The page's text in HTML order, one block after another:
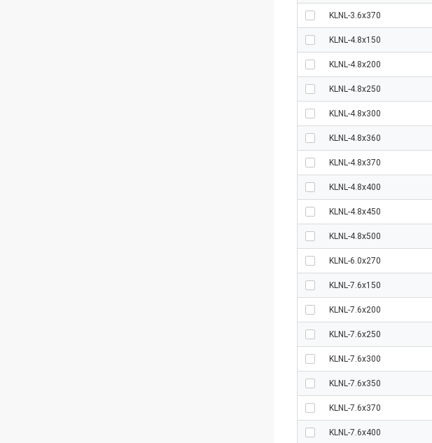
KLNL-3.6x370
KLNL-4.8x150
KLNL-4.8x200
KLNL-4.8x250
KLNL-4.8x300
KLNL-4.8x360
KLNL-4.8x370
KLNL-4.8x400
KLNL-4.8x450
KLNL-4.8x500
KLNL-6.0x270
KLNL-7.6x150
KLNL-7.6x200
KLNL-7.6x250
KLNL-7.6x300
KLNL-7.6x350
KLNL-7.6x370
KLNL-7.6x400